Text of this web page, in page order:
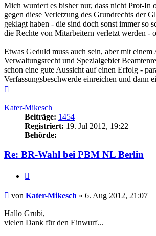
Mich wurdert es bisher nur, dass nicht Prot-
gegen diese Verletzung des Grundrechts der
geklagt haben - die sind doch sonst immer so
die Rechte von Mitarbeitern verletzt werden -
Etwas Geduld muss auch sein, aber mit
Verwaltungsrecht und Spezialgebiet
schon eine gute Aussicht auf einen Erfolg -
Verfassungsbeschwerde einreichen und dann
Kater-Mikesch
Beiträge: 1454
Registriert: 19. Jul 2012, 19:22
Behörde:
Re: BR-Wahl bei PBM NL Berlin
Beitrag
von Kater-Mikesch » 6. Aug 2012, 21:07
Hallo Grubi,
vielen Dank für den Einwurf...